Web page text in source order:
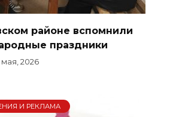
районе вспомнили
праздники
мая, 2026
И РЕКЛАМА